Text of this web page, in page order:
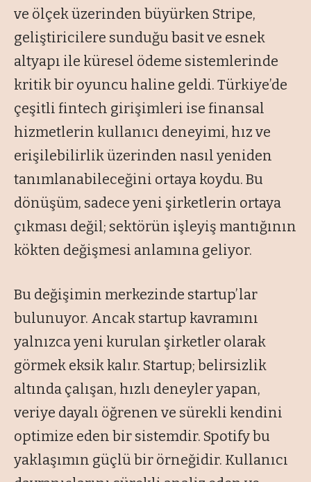
ve ölçek üzerinden büyürken Stripe,
geliştiricilere sunduğu basit ve esnek
altyapı ile küresel ödeme sistemlerinde
kritik bir oyuncu haline geldi. Türkiye’de
çeşitli fintech girişimleri ise finansal
hizmetlerin kullanıcı deneyimi, hız ve
erişilebilirlik üzerinden nasıl yeniden
tanımlanabileceğini ortaya koydu. Bu
dönüşüm, sadece yeni şirketlerin ortaya
çıkması değil; sektörün işleyiş mantığının
kökten değişmesi anlamına geliyor.
Bu değişimin merkezinde startup’lar
bulunuyor. Ancak startup kavramını
yalnızca yeni kurulan şirketler olarak
görmek eksik kalır. Startup; belirsizlik
altında çalışan, hızlı deneyler yapan,
veriye dayalı öğrenen ve sürekli kendini
optimize eden bir sistemdir. Spotify bu
yaklaşımın güçlü bir örneğidir. Kullanıcı